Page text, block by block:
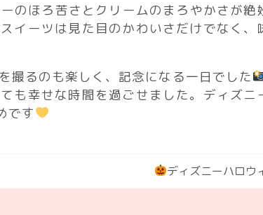
のほろ苦さとクリームのまろやかさが絶
イーツは見た目のかわいさだけでなく、
撮るのも楽しく、記念になる一日でした
も幸せな時間を過ごせました。ディズニ
です
ディズニーハロウ